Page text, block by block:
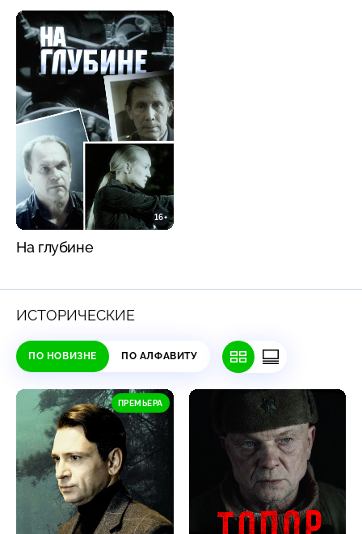
16+
На глубине
ИСТОРИЧЕСКИЕ
ПО НОВИЗНЕ ПО АЛФАВИТУ
ПРЕМЬЕРА